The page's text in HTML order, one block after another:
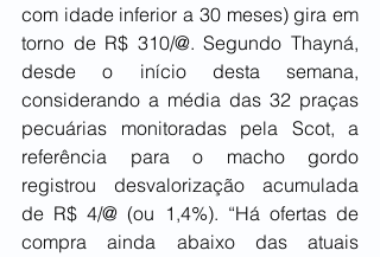
com idade inferior a 30 meses) gira em
torno de R$ 310/@. Segundo Thayná,
desde o início desta semana,
considerando a média das 32 praças
pecuárias monitoradas pela Scot, a
referência para o macho gordo
registrou desvalorização acumulada
de R$ 4/@ (ou 1,4%). “Há ofertas de
compra ainda abaixo das atuais